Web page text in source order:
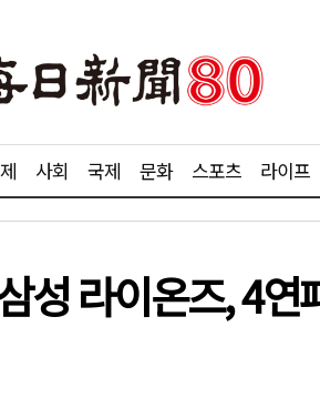
사회 국제 문화 스포츠 라이프
성 라이온즈, 4연